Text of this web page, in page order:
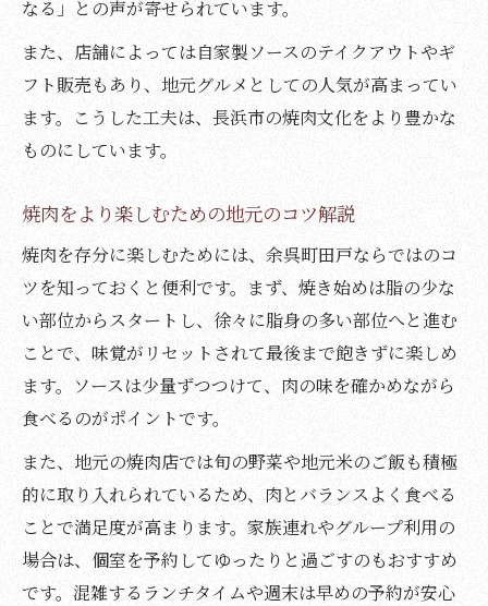
なる」との声が寄せられています。
また、店舗によっては自家製ソースのテイクアウトやギ
フト販売もあり、地元グルメとしての人気が高まってい
ます。こうした工夫は、長浜市の焼肉文化をより豊かな
ものにしています。
焼肉をより楽しむための地元のコツ解説
焼肉を存分に楽しむためには、余呉町田戸ならではのコ
ツを知っておくと便利です。まず、焼き始めは脂の少な
い部位からスタートし、徐々に脂身の多い部位へと進む
ことで、味覚がリセットされて最後まで飽きずに楽しめ
ます。ソースは少量ずつつけて、肉の味を確かめながら
食べるのがポイントです。
また、地元の焼肉店では旬の野菜や地元米のご飯も積極
的に取り入れられているため、肉とバランスよく食べる
ことで満足度が高まります。家族連れやグループ利用の
場合は、個室を予約してゆったりと過ごすのもおすすめ
です。混雑するランチタイムや週末は早めの予約が安心